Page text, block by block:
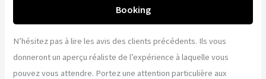
Booking
N’hésitez pas à lire les avis des clients précédents. Ils vous
donneront un aperçu réaliste de l’expérience à laquelle vous
pouvez vous attendre. Portez une attention particulière aux